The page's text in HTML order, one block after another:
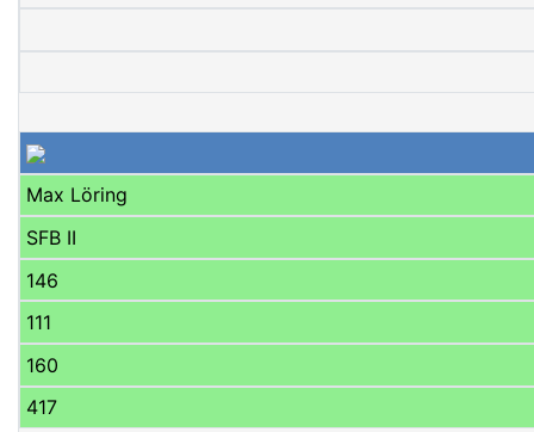
Max Löring
SFB II
146
111
160
417